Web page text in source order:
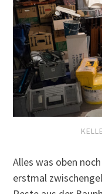
Alles was oben
erstmal